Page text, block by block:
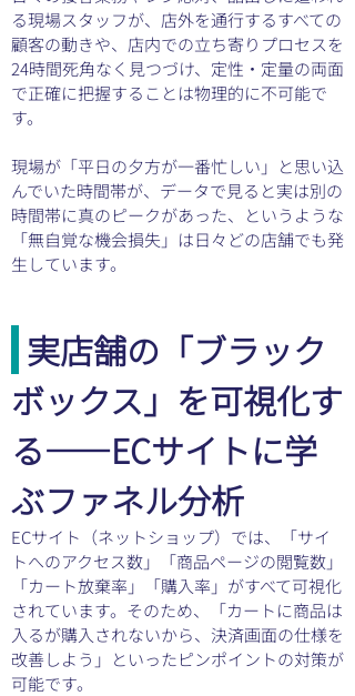
る現場スタッフが、店外を通行するすべての
顧客の動きや、店内での立ち寄りプロセスを
24時間死角なく見つづけ、定性・定量の両面
で正確に把握することは物理的に不可能で
す。
現場が「平日の夕方が一番忙しい」と思い込
んでいた時間帯が、データで見ると実は別の
時間帯に真のピークがあった、というような
「無自覚な機会損失」は日々どの店舗でも発
生しています。
実店舗の「ブラック
ボックス」を可視化す
る――ECサイトに学
ぶファネル分析
ECサイト（ネットショップ）では、「サイ
トへのアクセス数」「商品ページの閲覧数」
「カート放棄率」「購入率」がすべて可視化
されています。そのため、「カートに商品は
入るが購入されないから、決済画面の仕様を
改善しよう」といったピンポイントの対策が
可能です。